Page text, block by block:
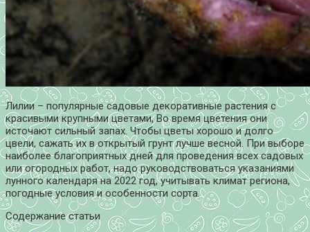
Лилии – популярные садовые декоративные растения с
красивыми крупными цветами, Во время цветения они
источают сильный запах. Чтобы цветы хорошо и долго
цвели, сажать их в открытый грунт лучше весной. При выборе
наиболее благоприятных дней для проведения всех садовых
или огородных работ, надо руководствоваться указаниями
лунного календаря на 2022 год, учитывать климат региона,
погодные условия и особенности сорта.
Содержание статьи